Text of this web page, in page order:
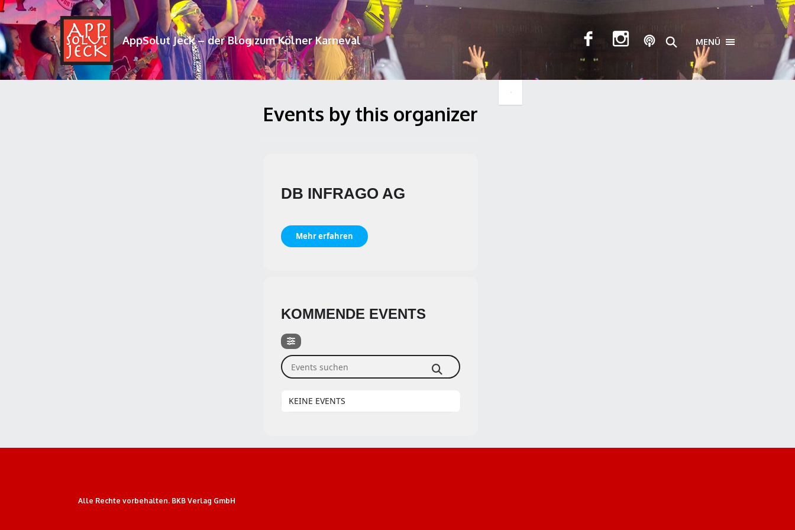
AppSolut Jeck – der Blog zum Kölner Karneval MENÜ TOGGLE
Events by this organizer
DB INFRAGO AG
Mehr erfahren
KOMMENDE EVENTS
Events suchen
KEINE EVENTS
Alle Rechte vorbehalten. BKB Verlag GmbH